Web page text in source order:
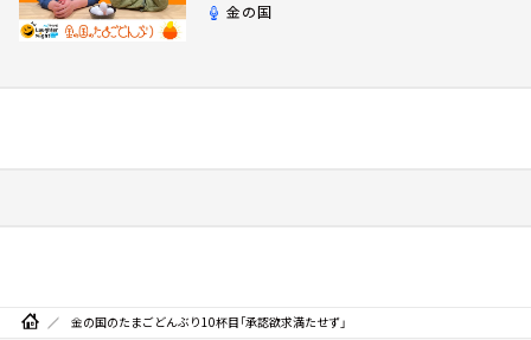
金の国
金の国のたまごどんぶり10杯目「承認欲求満たせず」